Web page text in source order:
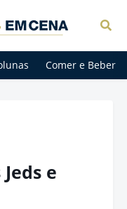
Comer e Beber
e